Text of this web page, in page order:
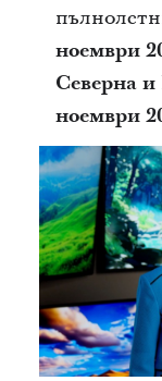
ноември
Северна
ноември